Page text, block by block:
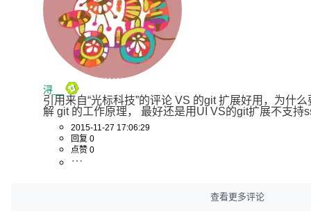
浔__
引用来自“光标科技”的评论 VS 的git 扩展好用，为什
解 git 的工作原理， 最好还是用UI VS的git扩展不支持
2015-11-27 17:06:29
回复 0
点赞 0
查看更多评论